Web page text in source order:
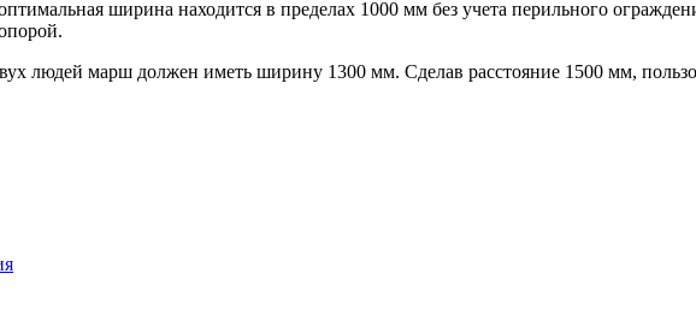
ширина находится в пределах 1000 мм без учета перильного
людей марш должен иметь ширину 1300 мм. Сделав расстояние 1500 мм,